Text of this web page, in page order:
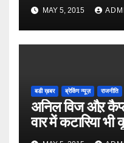
MAY 5, 2015
बडी ख़बर ब्रेकिंग न्यूज़ राजनीति
अनिल विज औऱ
वार में कटारिया भी